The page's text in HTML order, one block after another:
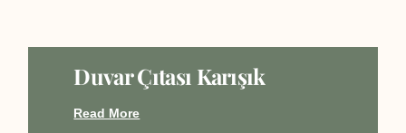
Duvar Çıtası Karışık
Read More